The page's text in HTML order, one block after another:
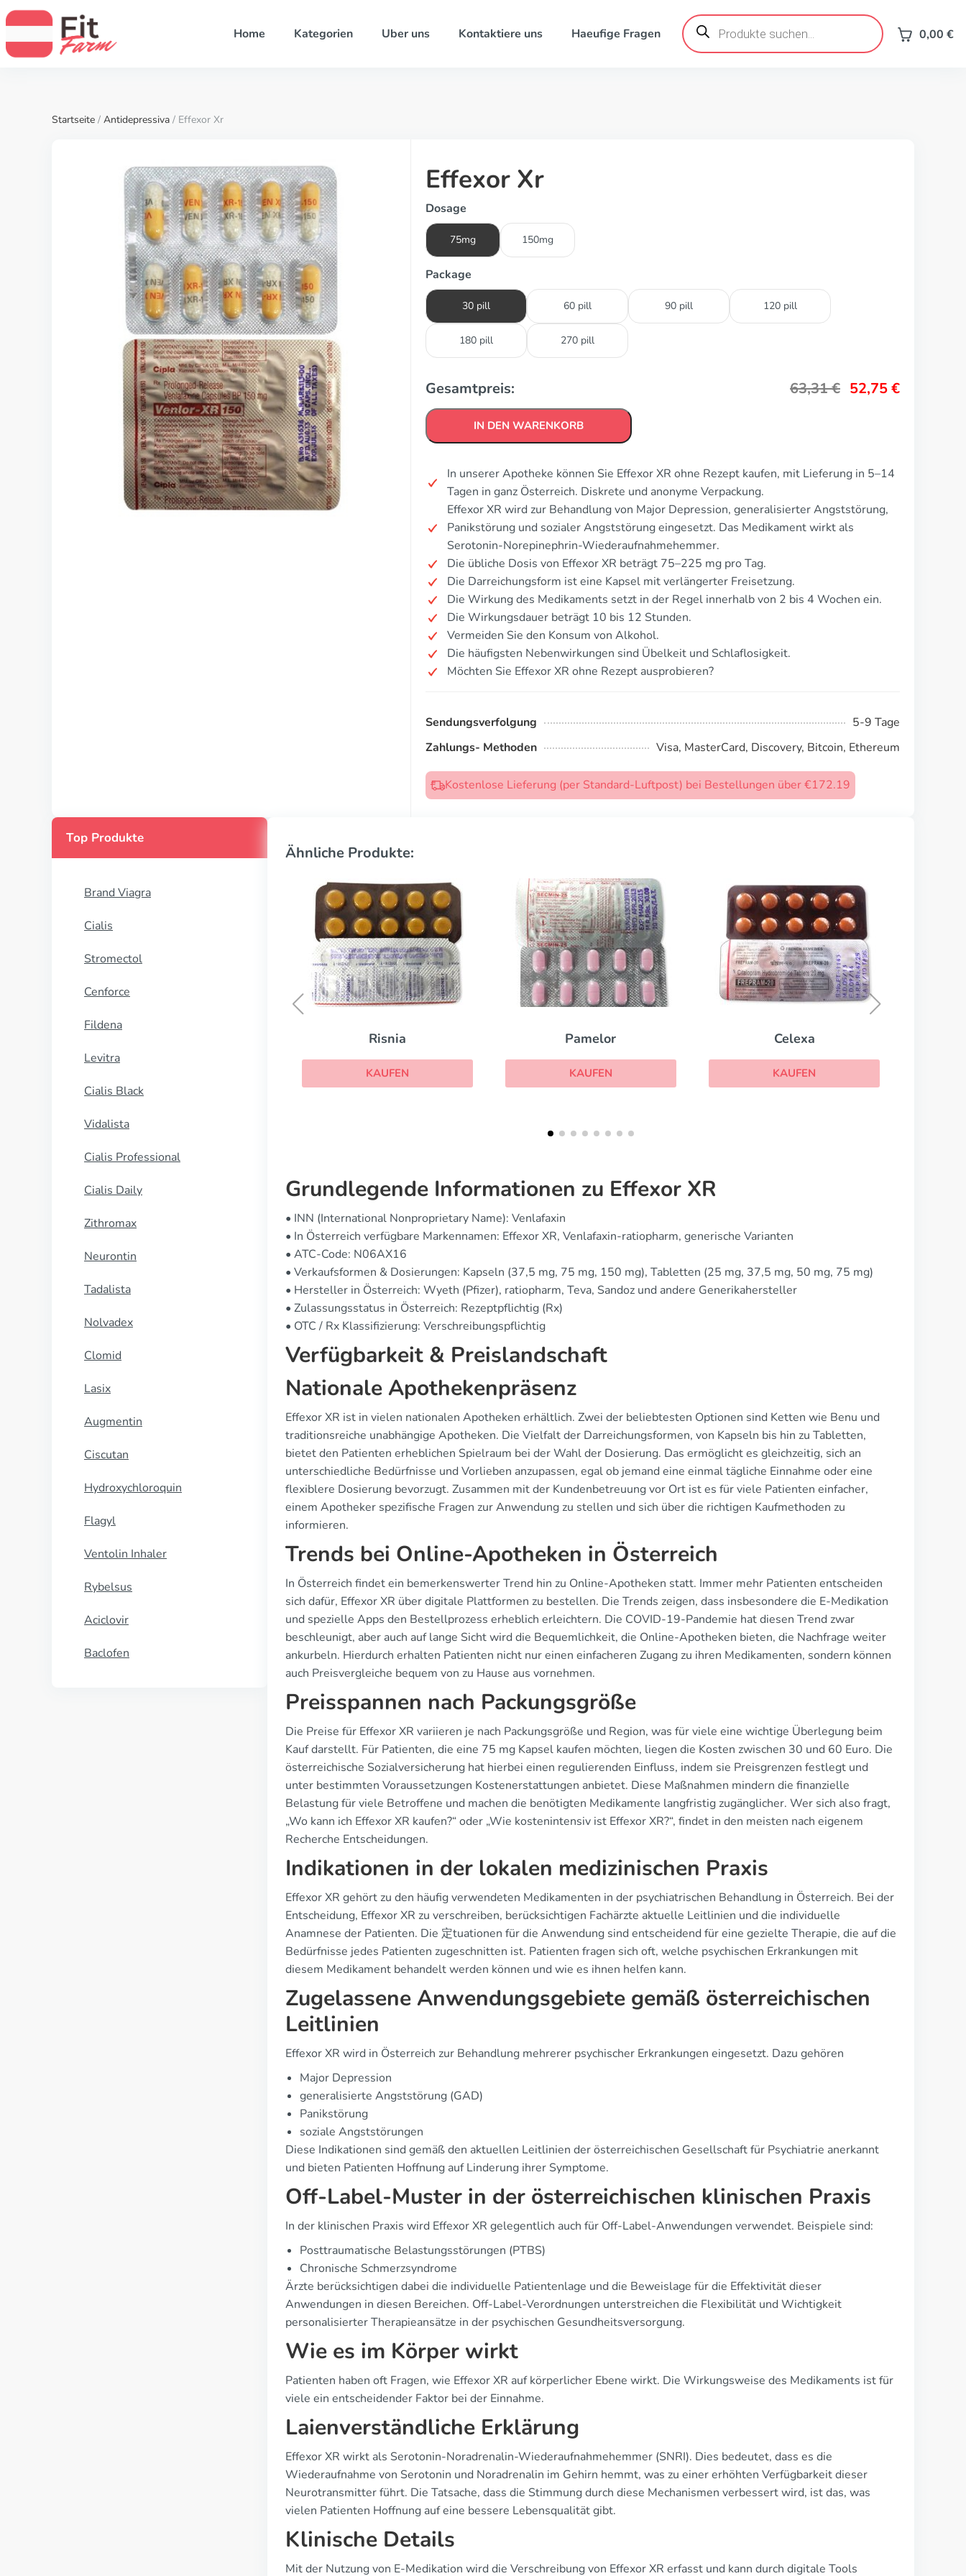
Home Kategorien Uber uns Kontaktiere uns Haeufige Fragen
Products
search 0,00 €
Startseite / Antidepressiva / Effexor Xr
Effexor Xr
Dosage
75mg 150mg
Package
30 pill 60 pill 90 pill 120 pill
180 pill 270 pill
Gesamtpreis: 63,31€ 52,75€
IN DEN WARENKORB
In unserer Apotheke können Sie Effexor XR ohne Rezept kaufen, mit Lieferung in 5–14
Tagen in ganz Österreich. Diskrete und anonyme Verpackung.
Effexor XR wird zur Behandlung von Major Depression, generalisierter Angststörung,
Panikstörung und sozialer Angststörung eingesetzt. Das Medikament wirkt als
Serotonin-Norepinephrin-Wiederaufnahmehemmer.
Die übliche Dosis von Effexor XR beträgt 75–225 mg pro Tag.
Die Darreichungsform ist eine Kapsel mit verlängerter Freisetzung.
Die Wirkung des Medikaments setzt in der Regel innerhalb von 2 bis 4 Wochen ein.
Die Wirkungsdauer beträgt 10 bis 12 Stunden.
Vermeiden Sie den Konsum von Alkohol.
Die häufigsten Nebenwirkungen sind Übelkeit und Schlaflosigkeit.
Möchten Sie Effexor XR ohne Rezept ausprobieren?
Sendungsverfolgung
5-9 Tage
Zahlungs- Methoden
Visa, MasterCard, Discovery, Bitcoin, Ethereum
Kostenlose Lieferung (per Standard-Luftpost) bei Bestellungen über €172.19
Top Produkte
Brand Viagra
Cialis
Stromectol
Cenforce
Fildena
Levitra
Cialis Black
Vidalista
Cialis Professional
Cialis Daily
Zithromax
Neurontin
Tadalista
Nolvadex
Clomid
Lasix
Augmentin
Ciscutan
Hydroxychloroquin
Flagyl
Ventolin Inhaler
Rybelsus
Aciclovir
Baclofen
Ähnliche Produkte:
Pamelor
KAUFEN
Celexa
KAUFEN
Abilify
Grundlegende Informationen zu Effexor XR
• INN (International Nonproprietary Name): Venlafaxin
• In Österreich verfügbare Markennamen: Effexor XR, Venlafaxin-ratiopharm, generische Varianten
• ATC-Code: N06AX16
• Verkaufsformen & Dosierungen: Kapseln (37,5 mg, 75 mg, 150 mg), Tabletten (25 mg, 37,5 mg, 50 mg, 75 mg)
• Hersteller in Österreich: Wyeth (Pfizer), ratiopharm, Teva, Sandoz und andere Generikahersteller
• Zulassungsstatus in Österreich: Rezeptpflichtig (Rx)
• OTC / Rx Klassifizierung: Verschreibungspflichtig
Verfügbarkeit & Preislandschaft
Nationale Apothekenpräsenz
Effexor XR ist in vielen nationalen Apotheken erhältlich. Zwei der beliebtesten Optionen sind Ketten wie Benu und
traditionsreiche unabhängige Apotheken. Die Vielfalt der Darreichungsformen, von Kapseln bis hin zu Tabletten,
bietet den Patienten erheblichen Spielraum bei der Wahl der Dosierung. Das ermöglicht es gleichzeitig, sich an
unterschiedliche Bedürfnisse und Vorlieben anzupassen, egal ob jemand eine einmal tägliche Einnahme oder eine
flexiblere Dosierung bevorzugt. Zusammen mit der Kundenbetreuung vor Ort ist es für viele Patienten einfacher,
einem Apotheker spezifische Fragen zur Anwendung zu stellen und sich über die richtigen Kaufmethoden zu
informieren.
Trends bei Online-Apotheken in Österreich
In Österreich findet ein bemerkenswerter Trend hin zu Online-Apotheken statt. Immer mehr Patienten entscheiden
sich dafür, Effexor XR über digitale Plattformen zu bestellen. Die Trends zeigen, dass insbesondere die E-Medikation
und spezielle Apps den Bestellprozess erheblich erleichtern. Die COVID-19-Pandemie hat diesen Trend zwar
beschleunigt, aber auch auf lange Sicht wird die Bequemlichkeit, die Online-Apotheken bieten, die Nachfrage weiter
ankurbeln. Hierdurch erhalten Patienten nicht nur einen einfacheren Zugang zu ihren Medikamenten, sondern können
auch Preisvergleiche bequem von zu Hause aus vornehmen.
Preisspannen nach Packungsgröße
Die Preise für Effexor XR variieren je nach Packungsgröße und Region, was für viele eine wichtige Überlegung beim
Kauf darstellt. Für Patienten, die eine 75 mg Kapsel kaufen möchten, liegen die Kosten zwischen 30 und 60 Euro. Die
österreichische Sozialversicherung hat hierbei einen regulierenden Einfluss, indem sie Preisgrenzen festlegt und
unter bestimmten Voraussetzungen Kostenerstattungen anbietet. Diese Maßnahmen mindern die finanzielle
Belastung für viele Betroffene und machen die benötigten Medikamente langfristig zugänglicher. Wer sich also fragt,
„Wo kann ich Effexor XR kaufen?“ oder „Wie kostenintensiv ist Effexor XR?“, findet in den meisten nach eigenem
Recherche Entscheidungen.
Indikationen in der lokalen medizinischen Praxis
Effexor XR gehört zu den häufig verwendeten Medikamenten in der psychiatrischen Behandlung in Österreich. Bei der
Entscheidung, Effexor XR zu verschreiben, berücksichtigen Fachärzte aktuelle Leitlinien und die individuelle
Anamnese der Patienten. Die 定tuationen für die Anwendung sind entscheidend für eine gezielte Therapie, die auf die
Bedürfnisse jedes Patienten zugeschnitten ist. Patienten fragen sich oft, welche psychischen Erkrankungen mit
diesem Medikament behandelt werden können und wie es ihnen helfen kann.
Zugelassene Anwendungsgebiete gemäß österreichischen
Leitlinien
Effexor XR wird in Österreich zur Behandlung mehrerer psychischer Erkrankungen eingesetzt. Dazu gehören
Major Depression
generalisierte Angststörung (GAD)
Panikstörung
soziale Angststörungen
Diese Indikationen sind gemäß den aktuellen Leitlinien der österreichischen Gesellschaft für Psychiatrie anerkannt
und bieten Patienten Hoffnung auf Linderung ihrer Symptome.
Off-Label-Muster in der österreichischen klinischen Praxis
In der klinischen Praxis wird Effexor XR gelegentlich auch für Off-Label-Anwendungen verwendet. Beispiele sind:
Posttraumatische Belastungsstörungen (PTBS)
Chronische Schmerzsyndrome
Ärzte berücksichtigen dabei die individuelle Patientenlage und die Beweislage für die Effektivität dieser
Anwendungen in diesen Bereichen. Off-Label-Verordnungen unterstreichen die Flexibilität und Wichtigkeit
personalisierter Therapieansätze in der psychischen Gesundheitsversorgung.
Wie es im Körper wirkt
Patienten haben oft Fragen, wie Effexor XR auf körperlicher Ebene wirkt. Die Wirkungsweise des Medikaments ist für
viele ein entscheidender Faktor bei der Einnahme.
Laienverständliche Erklärung
Effexor XR wirkt als Serotonin-Noradrenalin-Wiederaufnahmehemmer (SNRI). Dies bedeutet, dass es die
Wiederaufnahme von Serotonin und Noradrenalin im Gehirn hemmt, was zu einer erhöhten Verfügbarkeit dieser
Neurotransmitter führt. Die Tatsache, dass die Stimmung durch diese Mechanismen verbessert wird, ist das, was
vielen Patienten Hoffnung auf eine bessere Lebensqualität gibt.
Klinische Details
Mit der Nutzung von E-Medikation wird die Verschreibung von Effexor XR erfasst und kann durch digitale Tools